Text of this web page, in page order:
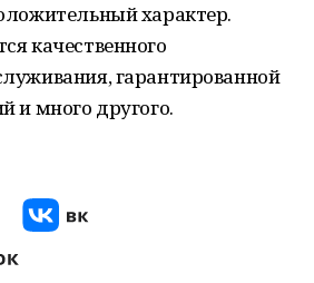
характер.
качественного
гарантированной
и много другого.